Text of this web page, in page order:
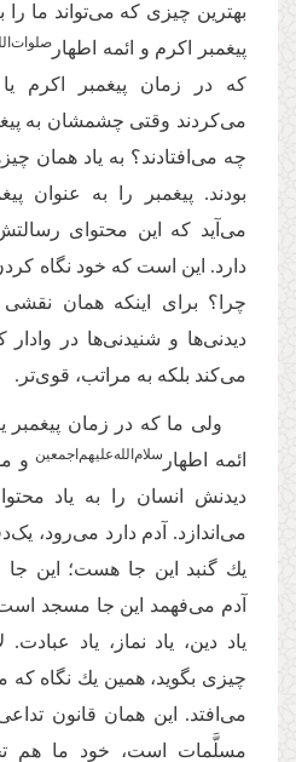
بهترین چیزى كه مى‌‌تواند ما را
پیغمبر اكرم و ائمه اطهار
كه در زمان پیغمبر اكرم
مى‌‌كردند وقتى چشمشان به
چه مى‌‌افتادند؟ به یاد همان
بودند. پیغمبر را به عنوان
مى‌‌آید كه این محتواى
دارد. این است كه خود نگاه
چرا؟ براى اینكه همان نقشى
دیدنى‌‌ها و شنیدنى‌‌ها در
مى‌‌كند بلكه به مراتب، قوى‌‌تر.
ولی ما كه در زمان پیغمبر
ائمه اطهار‌ سلام‌‌الله‌‌علیهم‌‌اجمعین و
دیدنش انسان را به یاد
مى‌‌اندازد. آدم دارد مى‌‌رود،
یك گنبد این جا هست؛ این
آدم مى‌‌فهمد این جا مسجد است
یاد دین، یاد نماز، یاد
چیزى بگوید، همین یك نگاه که
مى‌‌افتد. این همان قانون
مسلَّمات است، خود ما هم